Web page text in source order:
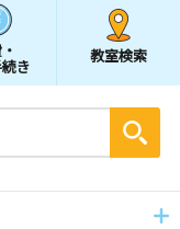
き
教室検索